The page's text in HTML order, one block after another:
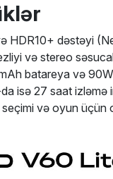
HDR10+ dəstəyi
və stereo
batareya və
isə 27 saat izləmə
və oyun üçün